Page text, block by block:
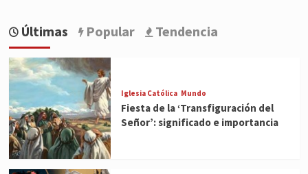
Últimas Popular Tendencia
Iglesia Católica Mundo
Fiesta de la ‘Transfiguración del
Señor’: significado e importancia